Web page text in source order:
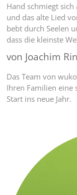
Hand schmiegt sich
und das alte Lied
bebt durch Seelen
dass die kleinste
von Joachim
Das Team von
Ihren Familien eine
Start ins neue Jahr.